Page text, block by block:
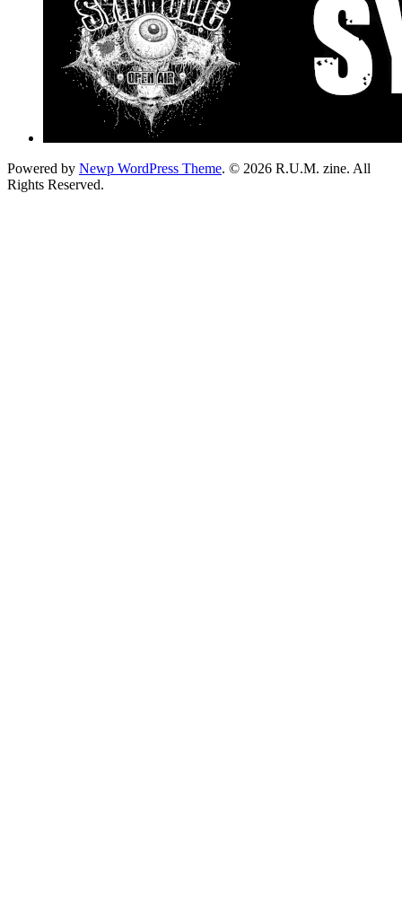
Powered by Newp WordPress Theme. © 2026 R.U.M. zine. All
Rights Reserved.